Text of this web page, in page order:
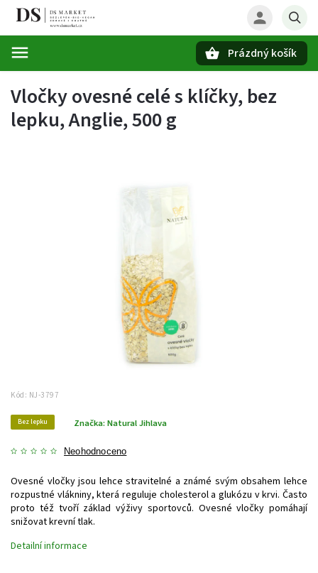
Prázdný košík
Vločky ovesné celé s klíčky, bez
lepku, Anglie, 500 g
Kód: NJ-3797
Bez lepku
Neohodnoceno
Značka: Natural Jihlava
Ovesné vločky jsou lehce stravitelné a známé svým obsahem lehce
rozpustné vlákniny, která reguluje cholesterol a glukózu v krvi. Často
proto též tvoří základ výživy sportovců. Ovesné vločky pomáhají
snižovat krevní tlak.
Detailní informace